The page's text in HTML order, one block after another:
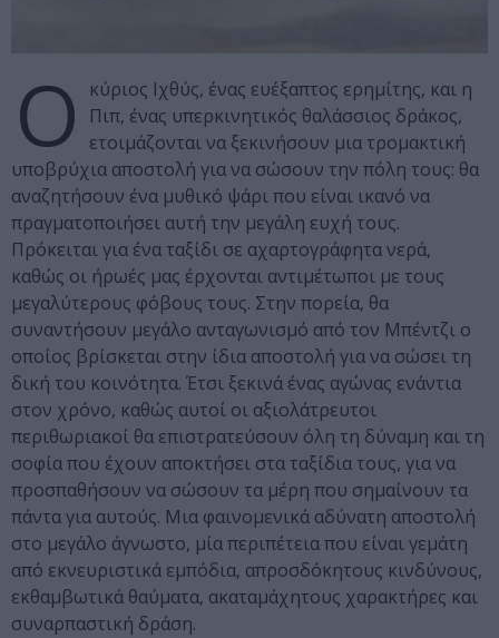
Ο
κύριος Ιχθύς, ένας ευέξαπτος ερημίτης, και η
Πιπ, ένας υπερκινητικός θαλάσσιος δράκος,
ετοιμάζονται να ξεκινήσουν μια τρομακτική
υποβρύχια αποστολή για να σώσουν την πόλη τους: θα
αναζητήσουν ένα μυθικό ψάρι που είναι ικανό να
πραγματοποιήσει αυτή την μεγάλη ευχή τους.
Πρόκειται για ένα ταξίδι σε αχαρτογράφητα νερά,
καθώς οι ήρωές μας έρχονται αντιμέτωποι με τους
μεγαλύτερους φόβους τους. Στην πορεία, θα
συναντήσουν μεγάλο ανταγωνισμό από τον Μπέντζι ο
οποίος βρίσκεται στην ίδια αποστολή για να σώσει τη
δική του κοινότητα. Έτσι ξεκινά ένας αγώνας ενάντια
στον χρόνο, καθώς αυτοί οι αξιολάτρευτοι
περιθωριακοί θα επιστρατεύσουν όλη τη δύναμη και τη
σοφία που έχουν αποκτήσει στα ταξίδια τους, για να
προσπαθήσουν να σώσουν τα μέρη που σημαίνουν τα
πάντα για αυτούς. Μια φαινομενικά αδύνατη αποστολή
στο μεγάλο άγνωστο, μία περιπέτεια που είναι γεμάτη
από εκνευριστικά εμπόδια, απροσδόκητους κινδύνους,
εκθαμβωτικά θαύματα, ακαταμάχητους χαρακτήρες και
συναρπαστική δράση.